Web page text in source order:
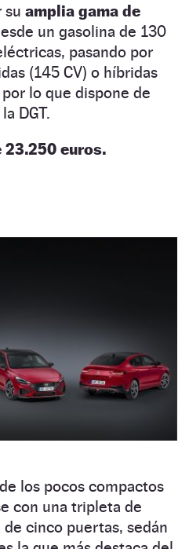
su amplia gama de
un gasolina de 130
pasando por
(145 CV) o híbridas
lo que dispone de
DGT.
23.250 euros.
los pocos compactos
con una tripleta de
cinco puertas, sedán